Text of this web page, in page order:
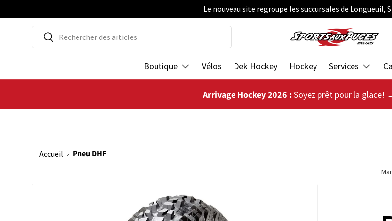
ALLER AU CONTENU
Le nouveau site regroupe les succursales de Longueuil,
Recherche
Rechercher
Boutique Vélos Dek Hockey Hockey Services
Arrivage Hockey 2026 :Soyez prêt pour la glace!
Accueil Pneu DHF
PASSER AUX INFORMATIONS PRODUITS